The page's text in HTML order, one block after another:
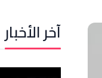
آخر الأخبار